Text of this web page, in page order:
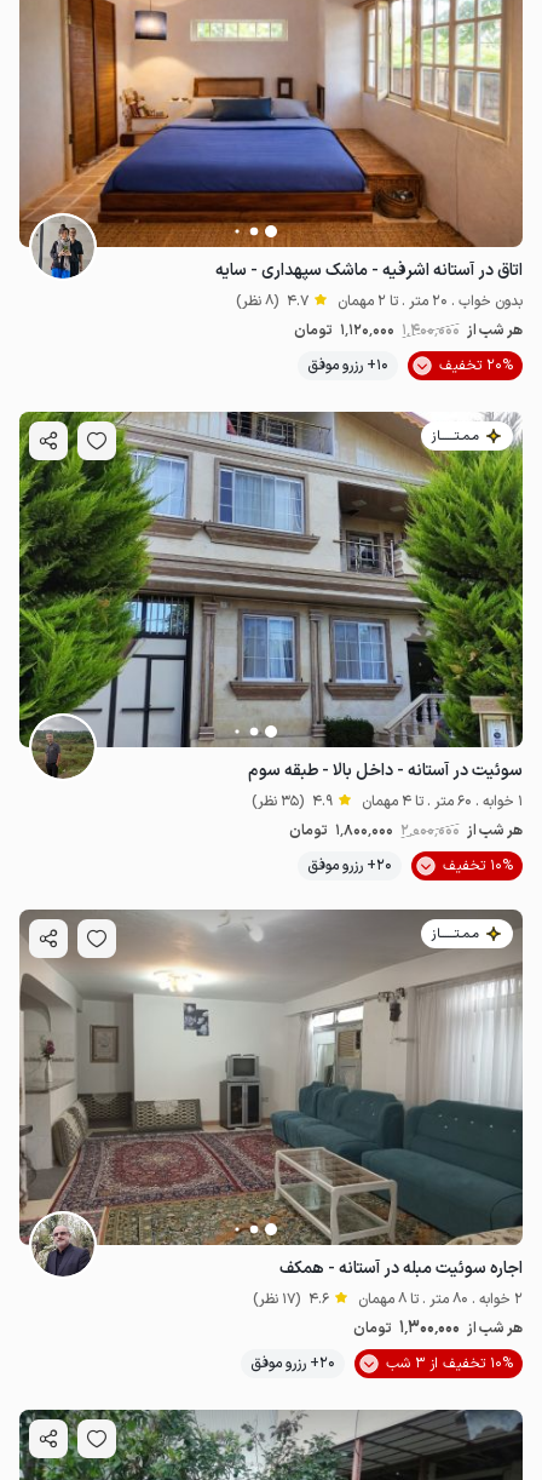
اتاق در آستانه اشرفیه - ماشک سپهداری - سایه
بدون خواب . 20 متر . تا 2 مهمان 4.7 (8 نظر)
هر شب از 1٬400٬000 1٬120٬000 تومان
20% تخفیف
10+ رزرو موفق
مـمـتــــــاز
سوئیت در آستانه - داخل بالا - طبقه سوم
1 خوابه . 60 متر . تا 4 مهمان 4.9 (35 نظر)
هر شب از 2٬000٬000 1٬800٬000 تومان
10% تخفیف
20+ رزرو موفق
مـمـتــــــاز
اجاره سوئیت مبله در آستانه - همکف
2 خوابه . 80 متر . تا 8 مهمان 4.6 (17 نظر)
هر شب از 1٬300٬000 تومان
10% تخفیف از 3 شب
20+ رزرو موفق